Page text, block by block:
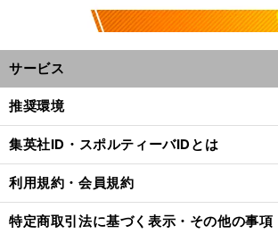
サービス
推奨環境
集英社ID・スポルティーバIDとは
利用規約・会員規約
特定商取引法に基づく表示・その他の事項